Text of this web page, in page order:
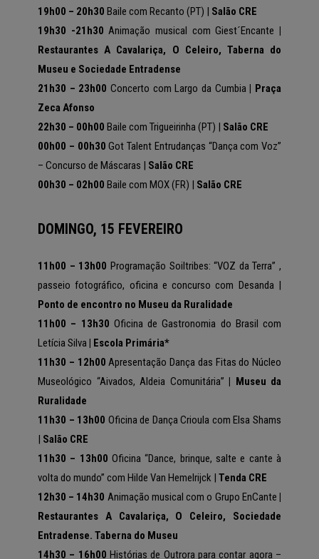
19h00 – 20h30 Baile com Recanto (PT) | Salão CRE
19h30 -21h30Animação musical com Giest´Encante |
Restaurantes A Cavalariça, O Celeiro, Taberna do
Museu e Sociedade Entradense
21h30 – 23h00 Concerto com Largo da Cumbia | Praça
Zeca Afonso
22h30 – 00h00 Baile com Trigueirinha (PT) | Salão CRE
00h00 – 00h30Got Talent Entrudanças “Dança com Voz”
– Concurso de Máscaras | Salão CRE
00h30 – 02h00 Baile com MOX (FR) | Salão CRE
DOMINGO, 15 FEVEREIRO
11h00 – 13h00 Programação Soiltribes:“VOZ da Terra” ,
passeio fotográfico, oficina e concurso com Desanda |
Ponto de encontro no Museu da Ruralidade
11h00 – 13h30 Oficina de Gastronomia do Brasil com
Letícia Silva | Escola Primária*
11h30 – 12h00Apresentação Dança das Fitas do Núcleo
Museológico “Aivados, Aldeia Comunitária” | Museu da
Ruralidade
11h30 – 13h00 Oficina de Dança Crioula com Elsa Shams
| Salão CRE
11h30 – 13h00 Oficina “Dance, brinque, salte e cante à
volta do mundo” com Hilde Van Hemelrijck | Tenda CRE
12h30 – 14h30 Animação musical com o Grupo EnCante |
Restaurantes A Cavalariça, O Celeiro, Sociedade
Entradense. Taberna do Museu
14h30 – 16h00 Histórias de Outrora para contar agora –